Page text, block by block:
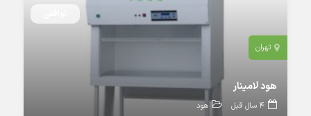
تهران
هود لامینار
4 سال قبل هود